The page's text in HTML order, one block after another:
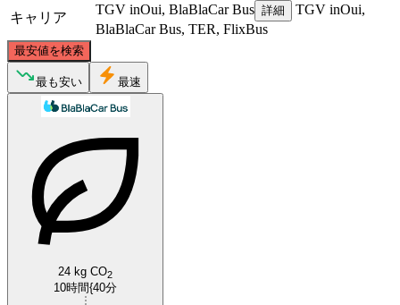
キャリア
TGV inOui, BlaBlaCar Bus 詳細
TGV inOui,
BlaBlaCar Bus, TER, FlixBus
最安値を検索
Saint-Jean-de-Luz
CARTO
最も安い 最速
24 kg CO2
10時間{40分